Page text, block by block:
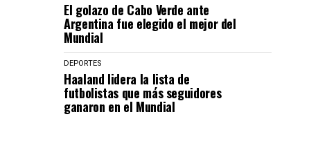
El golazo de Cabo Verde ante
Argentina fue elegido el mejor del
Mundial
DEPORTES
Haaland lidera la lista de
futbolistas que más seguidores
ganaron en el Mundial